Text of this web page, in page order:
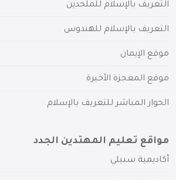
التعريف بالإسلام للملحدين
التعريف بالإسلام للهندوس
موقع الإيمان
موقع المعجزة الأخيرة
الحوار المباشر للتعريف بالإسلام
مواقع تعليم المهتدين الجدد
أكاديمية سبيلي